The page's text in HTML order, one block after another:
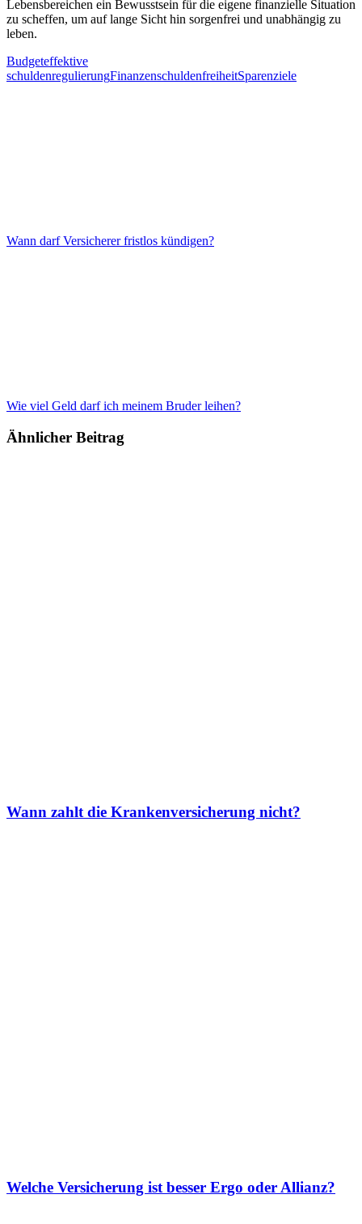
Lebensbereichen ein Bewusstsein für die eigene finanzielle Situation
zu scheffen, um auf lange Sicht hin sorgenfrei und unabhängig zu
leben.
Budgeteffektive
schuldenregulierungFinanzenschuldenfreiheitSparenziele
Wann darf Versicherer fristlos kündigen?
Wie viel Geld darf ich meinem Bruder leihen?
Ähnlicher Beitrag
Wann zahlt die Krankenversicherung nicht?
Welche Versicherung ist besser Ergo oder Allianz?